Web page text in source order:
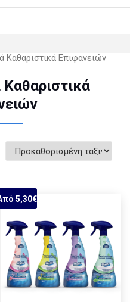
Καθαριστικά Επιφανειών
5,30€